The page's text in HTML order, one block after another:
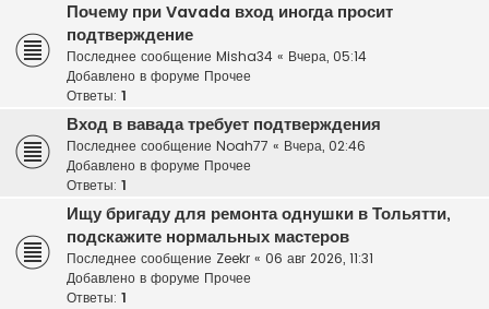
Почему при Vavada вход иногда просит
подтверждение
Последнее сообщение Misha34 « Вчера, 05:14
Добавлено в форуме Прочее
Ответы: 1
Вход в вавада требует подтверждения
Последнее сообщение Noah77 « Вчера, 02:46
Добавлено в форуме Прочее
Ответы: 1
Ищу бригаду для ремонта однушки в Тольятти,
подскажите нормальных мастеров
Последнее сообщение Zeekr « 06 авг 2026, 11:31
Добавлено в форуме Прочее
Ответы: 1